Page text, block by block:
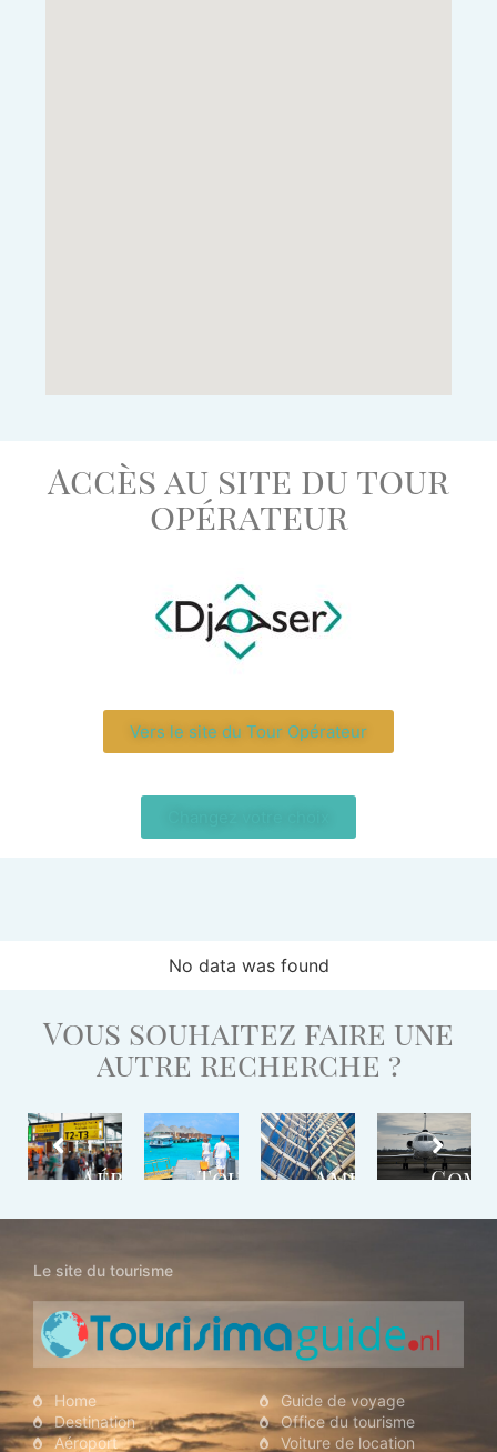
Accès au site du tour
opérateur
Vers le site du Tour Opérateur
No data was found
Vous souhaitez faire une
autre recherche ?
AéroportTour
Ambassade
Le site du tourisme
Home
Destination
Aéroport
Guide de voyage
Office du tourisme
Voiture de location